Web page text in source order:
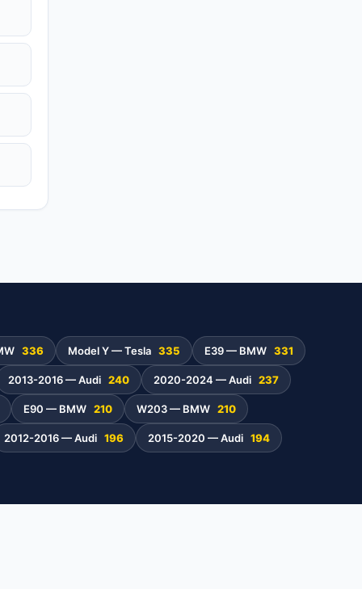
336 Model Y — Tesla 335 E39 — BMW 331
2013-2016 — Audi 240 2020-2024 — Audi 237
E90 — BMW 210 W203 — BMW 210
2012-2016 — Audi 196 2015-2020 — Audi 194